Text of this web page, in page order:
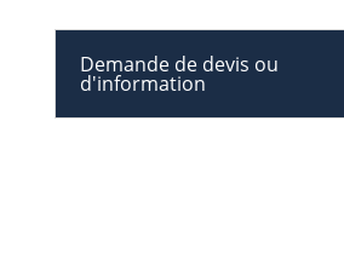
Demande de devis ou
d'information